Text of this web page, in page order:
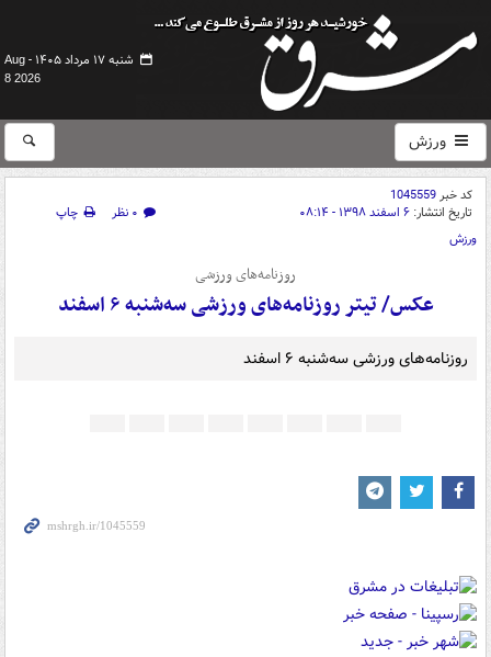
شنبه ۱۷ مرداد ۱۴۰۵ -
Aug
8 2026
ورزش
کد خبر1045559
تاریخ انتشار: ۶ اسفند ۱۳۹۸ - ۰۸:۱۴ ۰ نظر
چاپ
ورزش
روزنامه‌های ورزشی
عکس/ تیتر روزنامه‌های ورزشی سه‌شنبه ۶ اسفند
روزنامه‌های ورزشی سه‌شنبه ۶ اسفند